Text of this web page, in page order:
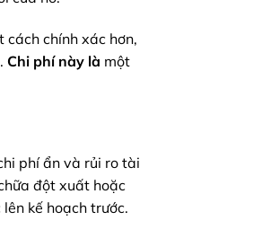
cách chính xác hơn,
Chi phí này là một
phí ẩn và rủi ro tài
đột xuất hoặc
kế hoạch trước.